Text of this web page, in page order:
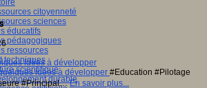
citoyenneté
sciences
éducatifs
pédagogiques
ressources
techniques
scientifique
durable
idées à développer
#Education #Pilotage
#Principal…En savoir plus...